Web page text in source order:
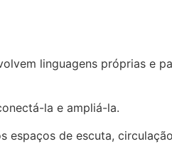
linguagens próprias e
la e ampliá-la.
de escuta,